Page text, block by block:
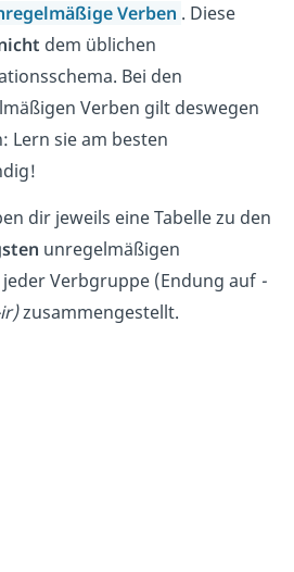
Verben . Diese
dem üblichen
Bei den
Verben gilt deswegen
Lern sie am besten
dir jeweils eine Tabelle zu den
unregelmäßigen
Verbgruppe (Endung auf -
zusammengestellt.